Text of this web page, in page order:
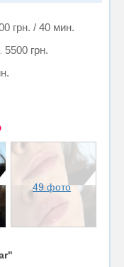
грн. / 40 мин.
5500 грн.
49 фото